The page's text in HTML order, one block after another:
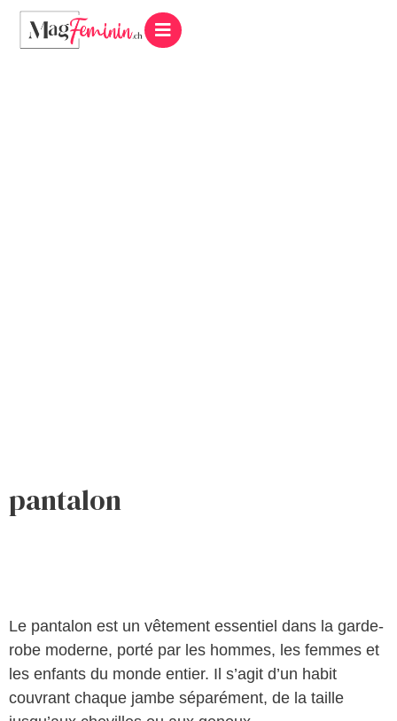
pantalon
Le pantalon est un vêtement essentiel dans la garde-
robe moderne, porté par les hommes, les femmes et
les enfants du monde entier. Il s’agit d’un habit
couvrant chaque jambe séparément, de la taille